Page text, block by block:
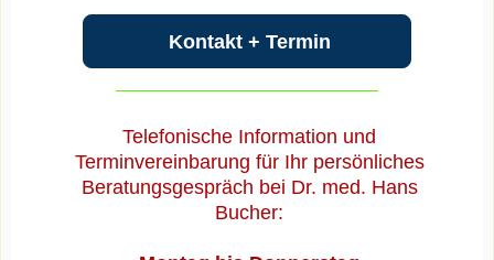
Kontakt + Termin
Telefonische Information und
Terminvereinbarung für Ihr persönliches
Beratungsgespräch bei Dr. med. Hans
Bucher: